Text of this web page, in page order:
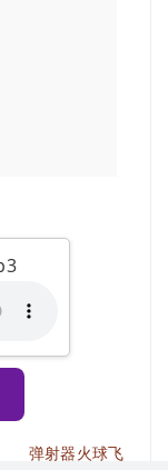
弹射器火球飞